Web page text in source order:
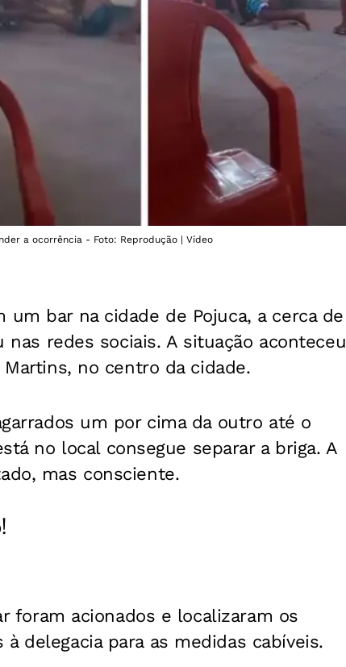
a ocorrência - Foto: Reprodução | Vídeo
um bar na cidade de Pojuca, a cerca de
redes sociais. A situação aconteceu
no centro da cidade.
um por cima da outro até o
no local consegue separar a briga. A
mas consciente.
foram acionados e localizaram os
delegacia para as medidas cabíveis.